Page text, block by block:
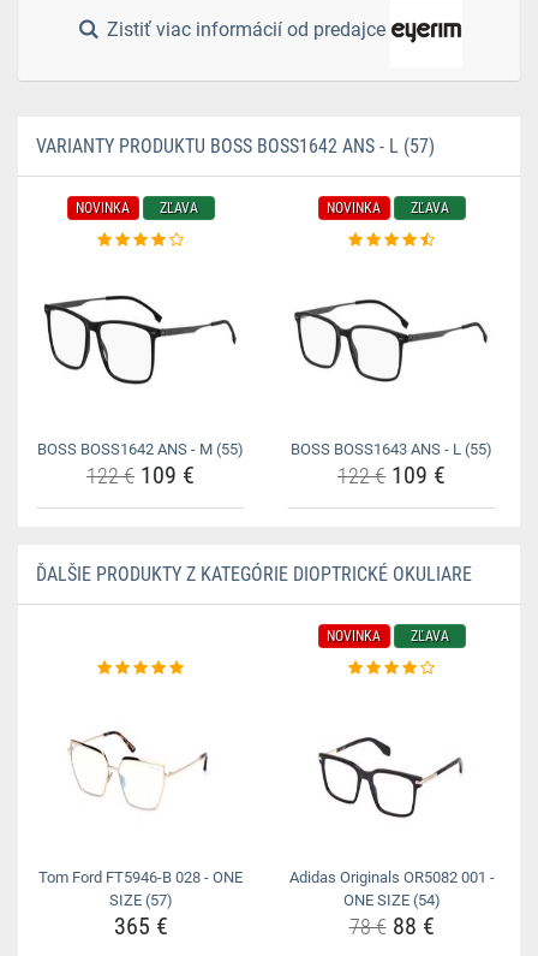
Zistiť viac informácií od predajce
VARIANTY PRODUKTU BOSS BOSS1642 ANS - L (57)
NOVINKA ZĽAVA
BOSS BOSS1642 ANS - M (55)
122 € 109 €
NOVINKA ZĽAVA
BOSS BOSS1643 ANS - L (55)
122 € 109 €
ĎALŠIE PRODUKTY Z KATEGÓRIE DIOPTRICKÉ OKULIARE
Tom Ford FT5946-B 028 - ONE
SIZE (57)
365 €
NOVINKA ZĽAVA
Adidas Originals OR5082 001 -
ONE SIZE (54)
78 €88 €